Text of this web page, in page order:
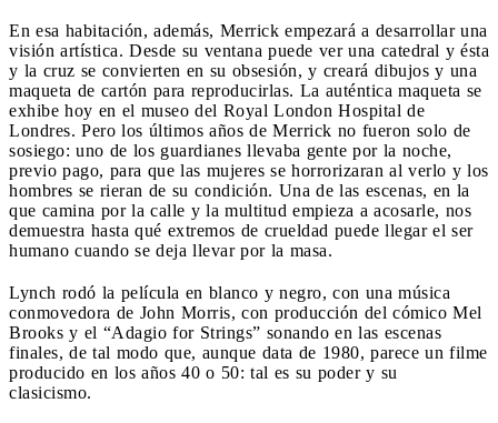
En esa habitación, además, Merrick empezará a desarrollar una
visión artística. Desde su ventana puede ver una catedral y ésta
y la cruz se convierten en su obsesión, y creará dibujos y una
maqueta de cartón para reproducirlas. La auténtica maqueta se
exhibe hoy en el museo del Royal London Hospital de
Londres. Pero los últimos años de Merrick no fueron solo de
sosiego: uno de los guardianes llevaba gente por la noche,
previo pago, para que las mujeres se horrorizaran al verlo y los
hombres se rieran de su condición. Una de las escenas, en la
que camina por la calle y la multitud empieza a acosarle, nos
demuestra hasta qué extremos de crueldad puede llegar el ser
humano cuando se deja llevar por la masa.
Lynch rodó la película en blanco y negro, con una música
conmovedora de John Morris, con producción del cómico Mel
Brooks y el “Adagio for Strings” sonando en las escenas
finales, de tal modo que, aunque data de 1980, parece un filme
producido en los años 40 o 50: tal es su poder y su
clasicismo.